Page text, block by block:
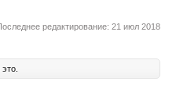
редактирование: 21 июл 2018